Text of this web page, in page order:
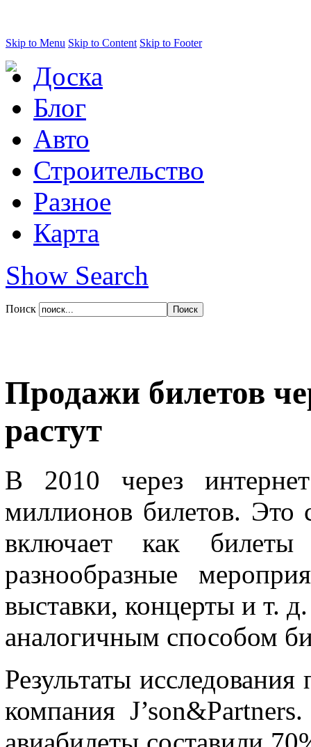
Skip to Menu Skip to Content Skip to Footer
Доска
Блог
Авто
Строительство
Разное
Карта
Show Search
Поиск
Продажи билетов
растут
В 2010 через
миллионов билетов. Это
включает как
разнообразные
выставки, концерты и т.
аналогичным способом
Результаты
компания